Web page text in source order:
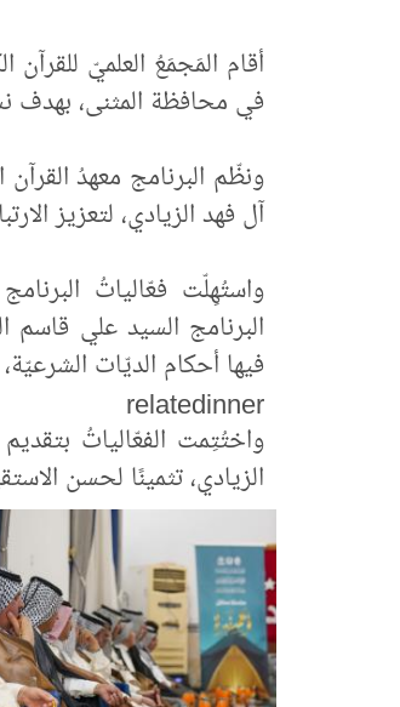
أقام المَجمَعُ العلميّ للقرآن
في محافظة المثنى، بهدف
ونظّم البرنامج معهدُ
آل فهد الزيادي، لتعزيز
واستُهِلّت فعّالياتُ
البرنامج السيد علي قاسم
فيها أحكام الديّات
relatedinner
واختُتِمت الفعّالياتُ
الزيادي، تثمينًا لحسن